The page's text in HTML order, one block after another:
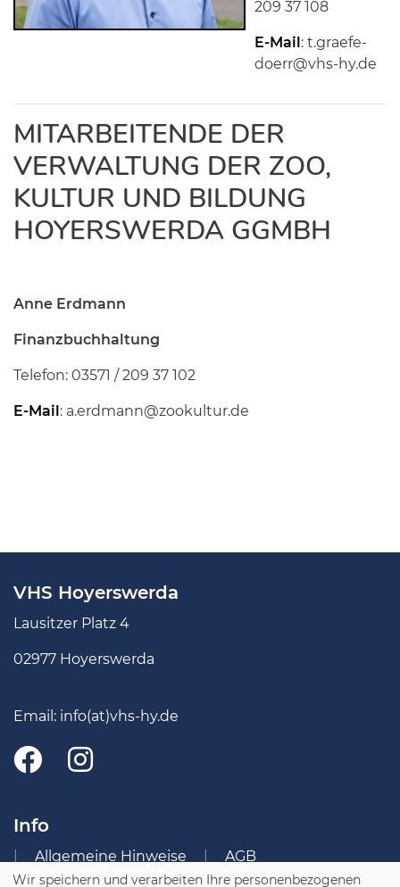
209 37 108
E-Mail: t.graefe-
doerr@vhs-hy.de
MITARBEITENDE DER
VERWALTUNG DER ZOO,
KULTUR UND BILDUNG
HOYERSWERDA GGMBH
Anne Erdmann
Finanzbuchhaltung
Telefon: 03571 / 209 37 102
E-Mail: a.erdmann@zookultur.de
VHS Hoyerswerda
Lausitzer Platz 4
02977 Hoyerswerda
Email: info(at)vhs-hy.de
Info
Allgemeine Hinweise
AGB
Impressum
Datenschutzerklärung
Wir speichern und verarbeiten Ihre personenbezogenen